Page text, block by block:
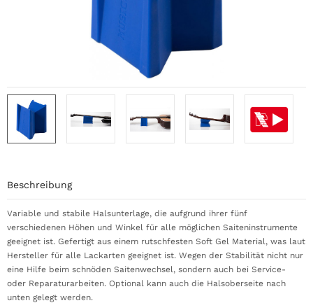
Beschreibung
Variable und stabile Halsunterlage, die aufgrund ihrer fünf
verschiedenen Höhen und Winkel für alle möglichen Saiteninstrumente
geeignet ist. Gefertigt aus einem rutschfesten Soft Gel Material, was laut
Hersteller für alle Lackarten geeignet ist. Wegen der Stabilität nicht nur
eine Hilfe beim schnöden Saitenwechsel, sondern auch bei Service-
oder Reparaturarbeiten. Optional kann auch die Halsoberseite nach
unten gelegt werden.